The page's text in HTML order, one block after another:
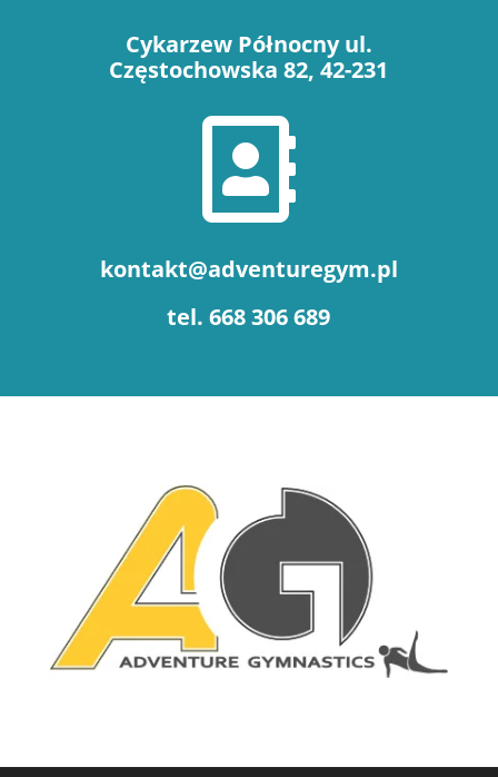
Cykarzew Północny ul.
Częstochowska 82, 42-231

kontakt@adventuregym.pl
tel. 668 306 689